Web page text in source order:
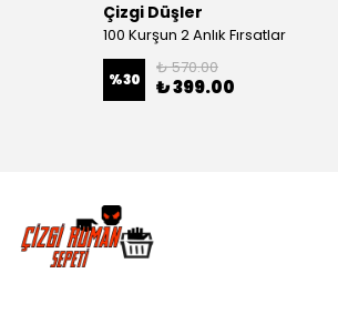
Çizgi Düşler
100 Kurşun 2 Anlık Fırsatlar
%30
₺ 570.00
₺ 399.00